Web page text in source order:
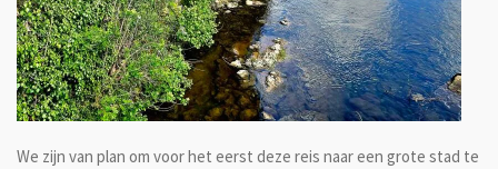
We zijn van plan om voor het eerst deze reis naar een grote stad te